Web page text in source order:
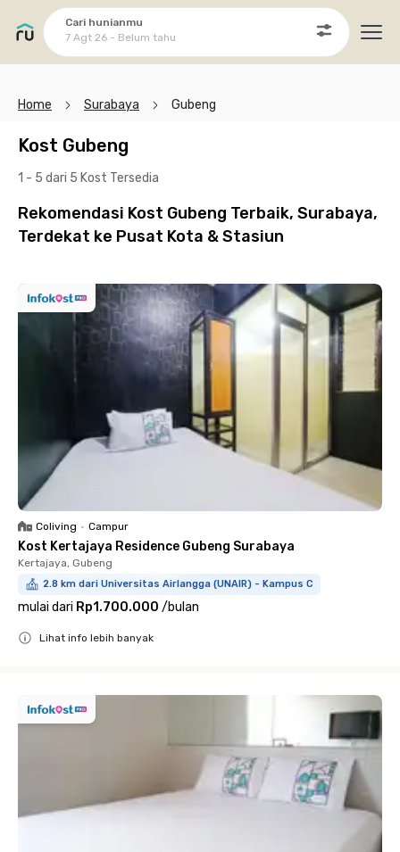
Cari hunianmu
7 Agt 26 - Belum tahu
Home Surabaya Gubeng
Kost Gubeng
1 - 5 dari 5 Kost Tersedia
Rekomendasi Kost Gubeng Terbaik, Surabaya,
Terdekat ke Pusat Kota & Stasiun
Coliving • Campur
Kost Kertajaya Residence Gubeng Surabaya
Kertajaya, Gubeng
2.8 km dari Universitas Airlangga (UNAIR) - Kampus C
mulai dari Rp1.700.000 /bulan
Lihat info lebih banyak